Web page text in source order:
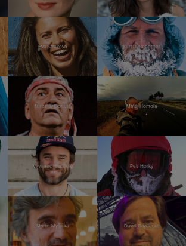
Eva Samková Kurt Diemberger
Miroslav Donutil Matěj Homola
Vavřinec Hradilek Petr Horký
Martin Myšička David Gaydečka